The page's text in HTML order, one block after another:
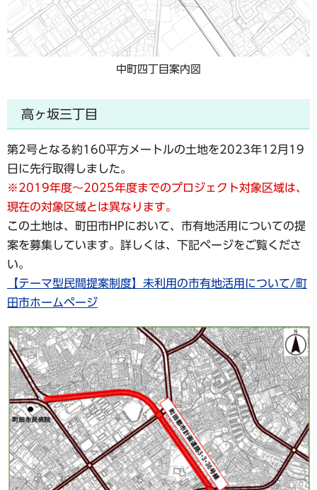
中町四丁目案内図
高ヶ坂三丁目
第2号となる約160平方メートルの土地を2023年12月19
日に先行取得しました。
※2019年度～2025年度までのプロジェクト対象区域は、
現在の対象区域とは異なります。
この土地は、町田市HPにおいて、市有地活用についての提
案を募集しています。詳しくは、下記ページをご覧くださ
い。
【テーマ型民間提案制度】未利用の市有地活用について/町
田市ホームページ